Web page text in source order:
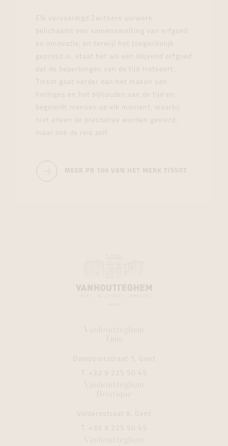
Elk vervaardigd Zwitsers uurwerk
belichaamt een samensmelting van erfgoed
en innovatie, en terwijl het toegankelijk
geprijsd is, staat het als een blijvend erfgoed
dat de beperkingen van de tijd trotseert.
Tissot gaat verder dan het maken van
horloges en het bijhouden van de tijd en
begeleidt mensen op elk moment, waarbij
niet alleen de prestaties worden gevierd,
maar ook de reis zelf.
MEER PR 100 VAN HET MERK TISSOT
Vanhoutteghem
Time
Dampoortstraat 1, Gent
T. +32 9 225 50 45
Vanhoutteghem
Boutique
Voldersstraat 6, Gent
T. +32 9 225 50 45
Vanhoutteghem